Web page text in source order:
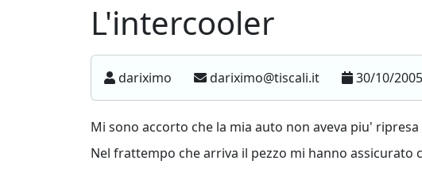
L'intercooler
dariximo dariximo@tiscali.it 30/10/
Mi sono accorto che la mia auto non aveva piu'
Nel frattempo che arriva il pezzo mi hanno assicurato